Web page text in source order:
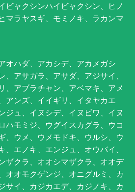
ビャクシンハイビャクシン、ヒノ
マラヤスギ、モミノキ、ラカンマ
オハダ、アカシデ、アカメガシ
、アサガラ、アサダ、アジサイ、
、アブラチャン、アベマキ、アメ
アンズ、イイギリ、イタヤカエ
ジュ、イヌシデ、イヌビワ、イヌ
ハモミジ、ウグイスカグラ、ウコ
、ウメ、ウメモドキ、ウルシ、ウ
、エノキ、エンジュ、オウバイ、
ザクラ、オオシマザクラ、オオデ
オオモクゲンジ、オニグルミ、カ
サイ、カジカエデ、カジノキ、カ